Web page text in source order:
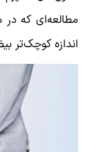
اندازه کوچک‌تر